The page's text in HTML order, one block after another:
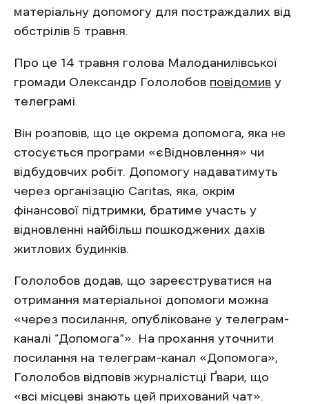
матеріальну допомогу для постраждалих від
обстрілів 5 травня.
Про це 14 травня голова Малоданилівської
громади Олександр Гололобов повідомив у
телеграмі.
Він розповів, що це окрема допомога, яка не
стосується програми «єВідновлення» чи
відбудовчих робіт. Допомогу надаватимуть
через організацію Caritas, яка, окрім
фінансової підтримки, братиме участь у
відновленні найбільш пошкоджених дахів
житлових будинків.
Гололобов додав, що зареєструватися на
отримання матеріальної допомоги можна
«через посилання, опубліковане у телеграм-
каналі “Допомога”». На прохання уточнити
посилання на телеграм-канал «Допомога»,
Гололобов відповів журналістці Ґвари, що
«всі місцеві знають цей прихований чат».